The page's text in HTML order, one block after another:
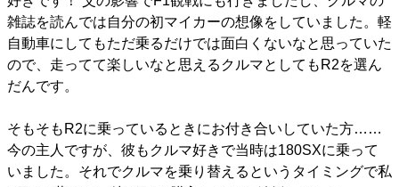
雑誌を読んでは自分の初マイカーの想像をしていました。軽
自動車にしてもただ乗るだけでは面白くないなと思っていた
ので、走ってて楽しいなと思えるクルマとしてもR2を選ん
だんです。
そもそもR2に乗っているときにお付き合いしていた方……
今の主人ですが、彼もクルマ好きで当時は180SXに乗って
いました。それでクルマを乗り替えるというタイミングで私